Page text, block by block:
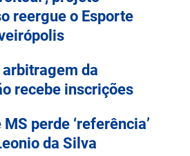
reergue o Esporte
arbitragem da
recebe inscrições
MS perde ‘referência’
da Silva